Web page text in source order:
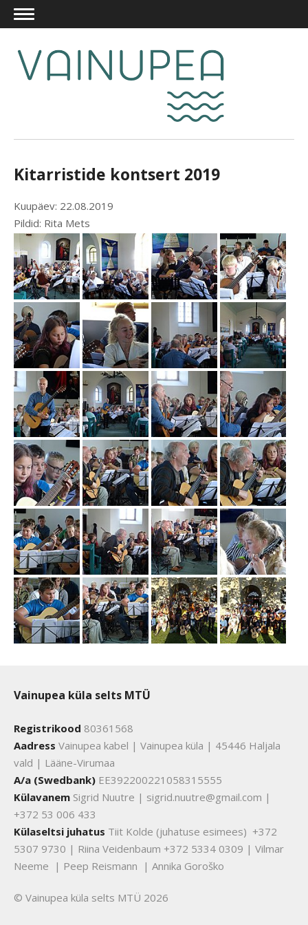
Kitarristide kontsert 2019
Kuupäev: 22.08.2019
Pildid: Rita Mets
Vainupea küla selts MTÜ
Registrikood 80361568
Aadress Vainupea kabel | Vainupea küla | 45446 Haljala
vald | Lääne-Virumaa
A/a (Swedbank) EE392200221058315555
Külavanem Sigrid Nuutre | sigrid.nuutre@gmail.com |
+372 53 006 433
Külaseltsi juhatus Tiit Kolde (juhatuse esimees) +372
5307 9730 | Riina Veidenbaum +372 5334 0309 | Vilmar
Neeme | Peep Reismann | Annika Goroško
© Vainupea küla selts MTÜ 2026